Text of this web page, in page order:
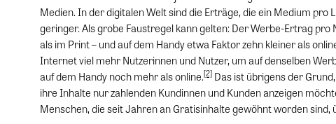
Medien. In der digitalen Welt sind die Erträge, die ein Medium
geringer. Als grobe Faustregel kann gelten: Der Werbe-Ertrag
als im Print – und auf dem Handy etwa Faktor zehn kleiner als
Internet viel mehr Nutzerinnen und Nutzer, um auf denselben
auf dem Handy noch mehr als online.[2] Das ist übrigens der
ihre Inhalte nur zahlenden Kundinnen und Kunden anzeigen
Menschen, die seit Jahren an Gratisinhalte gewöhnt worden sind,